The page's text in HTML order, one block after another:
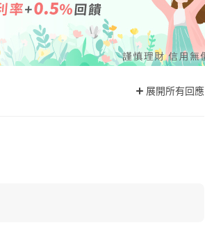
展開所有回應